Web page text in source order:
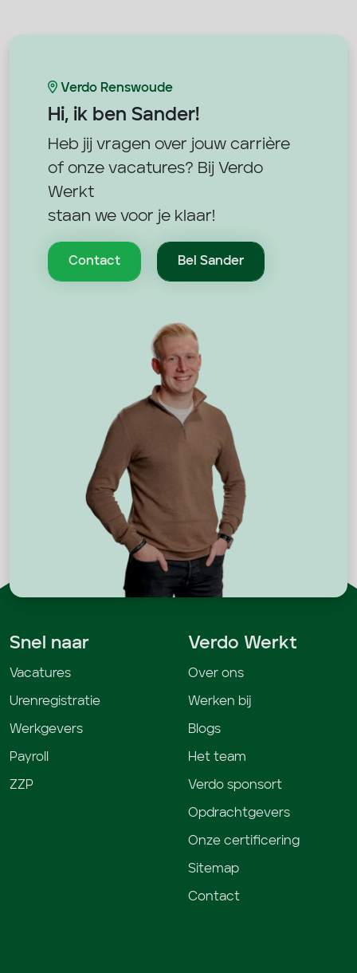
Verdo Renswoude
Hi, ik ben Sander!
Heb jij vragen over jouw carrière
of onze vacatures? Bij Verdo
Werkt
staan we voor je klaar!
Contact Bel Sander
Snel naar
Vacatures
Urenregistratie
Werkgevers
Payroll
ZZP
Verdo Werkt
Over ons
Werken bij
Blogs
Het team
Verdo sponsort
Opdrachtgevers
Onze certificering
Sitemap
Contact